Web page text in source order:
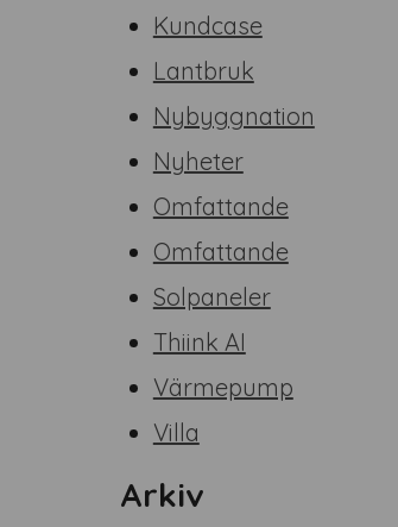
Kundcase
Lantbruk
Nybyggnation
Nyheter
Omfattande
Omfattande
Solpaneler
Thiink AI
Värmepump
Villa
Arkiv